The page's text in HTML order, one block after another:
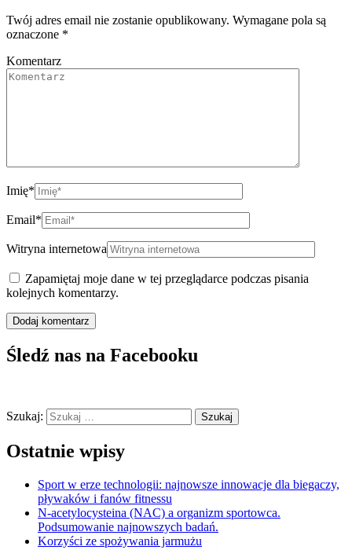
Twój adres email nie zostanie opublikowany. Wymagane pola są
oznaczone *
Komentarz
Imię*
Email*
Witryna internetowa
Zapamiętaj moje dane w tej przeglądarce podczas pisania
kolejnych komentarzy.
Śledź nas na Facebooku
Szukaj:
Ostatnie wpisy
Sport w erze technologii: najnowsze innowacje dla biegaczy,
pływaków i fanów fitnessu
N-acetylocysteina (NAC) a organizm sportowca.
Podsumowanie najnowszych badań.
Korzyści ze spożywania jarmużu